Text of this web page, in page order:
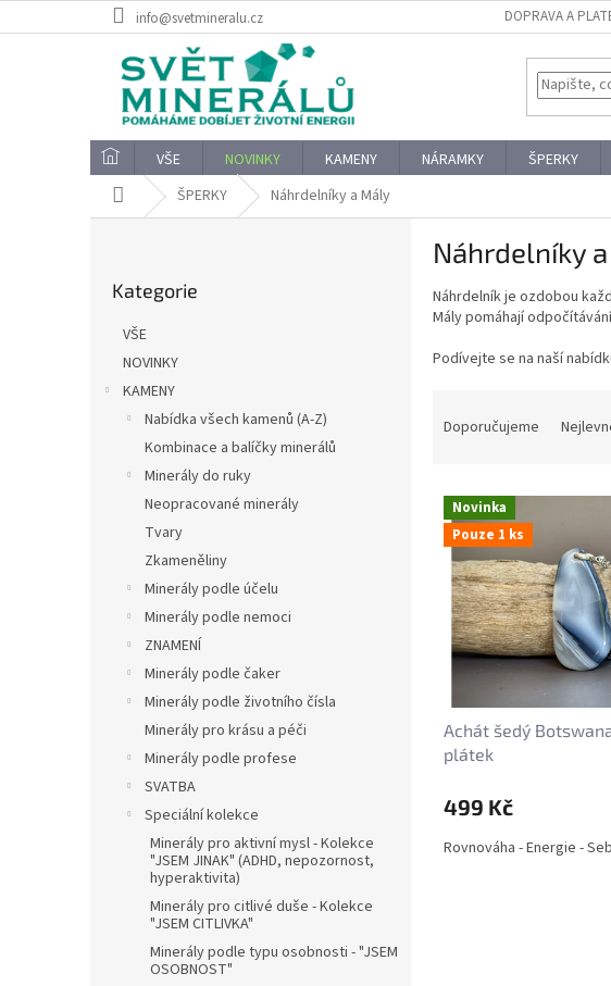
na
info@svetmineralu.cz DOPRAVA A
VŠE NOVINKY KAMENY NÁRAMKY ŠPERKY
Domů ŠPERKY Náhrdelníky a Mály
kategorie
Kategorie
VŠE
NOVINKY
KAMENY
Nabídka všech kamenů (A-Z)
Kombinace a balíčky minerálů
Minerály do ruky
Neopracované minerály
Tvary
Zkameněliny
Minerály podle účelu
Minerály podle nemoci
ZNAMENÍ
Minerály podle čaker
Minerály podle životního čísla
Minerály pro krásu a péči
Minerály podle profese
SVATBA
Speciální kolekce
Minerály pro aktivní mysl - Kolekce
"JSEM JINAK" (ADHD, nepozornost,
hyperaktivita)
Minerály pro citlivé duše - Kolekce
"JSEM CITLIVKA"
Minerály podle typu osobnosti - "JSEM
OSOBNOST"
Náhrdelníky
Náhrdelník je ozdobou
Mály pomáhají
Podívejte se na naší
n
p
Doporučujeme
V
p
Novinka
Pouze 1 ks
Achát šedý
plátek
499 Kč
Rovnováha - Energie -